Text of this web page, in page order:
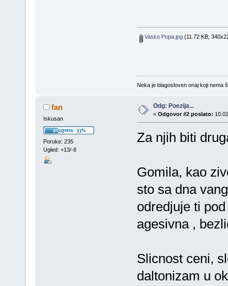
Vasko Popa.jpg(11.72 KB,
Neka je blagosloven onaj koji nema
fan
Iskusan
Poruke: 235
Ugled: +13/-8
Odg: Poezija...
« Odgovor #2 poslato:
Za njih biti
Gomila, kao
sto sa dna
odredjuje ti
agesivna ,
Slicnost ceni,
daltonizam u